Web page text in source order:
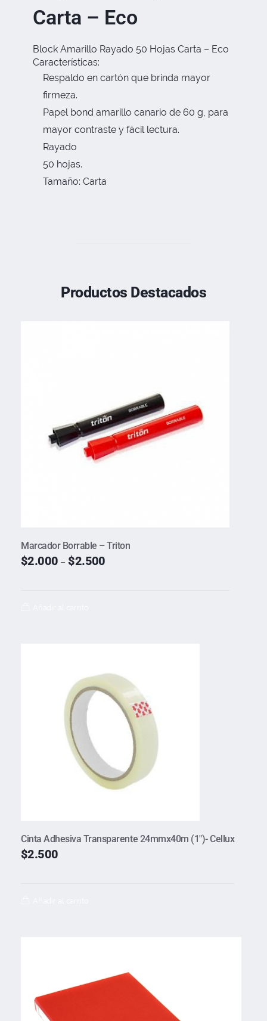
Carta – Eco
Block Amarillo Rayado 50 Hojas Carta – Eco
Características:
Respaldo en cartón que brinda mayor
firmeza.
Papel bond amarillo canario de 60 g, para
mayor contraste y fácil lectura.
Rayado
50 hojas.
Tamaño: Carta
Productos Destacados
Marcador Borrable – Triton
$2.000 – $2.500
Cinta Adhesiva Transparente 24mmx40m (1″)- Cellux
$2.500